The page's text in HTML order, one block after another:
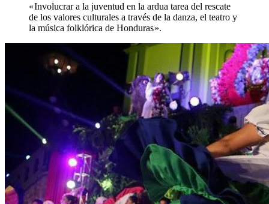
« Involucrar a la juventud en la ardua tarea del rescate
de los valores culturales a través de la danza, el teatro y
la música folklórica de Honduras ».